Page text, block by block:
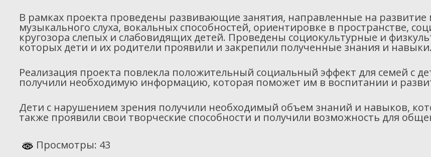
В рамках проекта проведены развивающие занятия, направленные на
музыкального слуха, вокальных способностей, ориентировке в пространстве,
кругозора слепых и слабовидящих детей. Проведены социокультурные и
которых дети и их родители проявили и закрепили полученные знания и навыки.
Реализация проекта повлекла положительный социальный эффект для семей с
получили необходимую информацию, которая поможет им в воспитании и
Дети с нарушением зрения получили необходимый объем знаний и навыков,
также проявили свои творческие способности и получили возможность для
Просмотры: 43